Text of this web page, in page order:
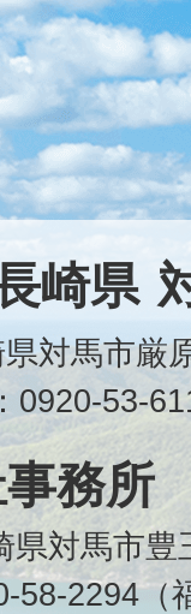
崎県
対馬市
0920-53-
務所
県対馬市
58-2294（